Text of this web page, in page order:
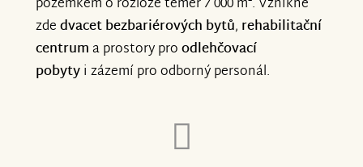
zdedvacet bezbariérových bytů, rehabilitační
centruma prostory proodlehčovací
pobytyi zázemí pro odborný personál.